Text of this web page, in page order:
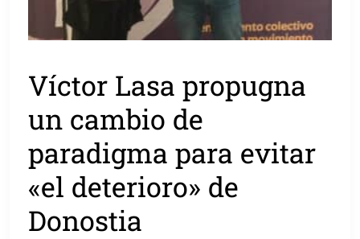
Víctor Lasa propugna
un cambio de
paradigma para evitar
«el deterioro» de
Donostia